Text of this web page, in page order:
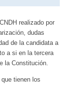
realizado por
dudas
de la candidata a
a si en la tercera
la Constitución.
tienen los